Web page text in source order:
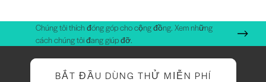
Chúng tôi thích đóng góp cho cộng đồng. Xem những
cách chúng tôi đang giúp đỡ.
BẮT ĐẦU DÙNG THỬ MIỄN PHÍ